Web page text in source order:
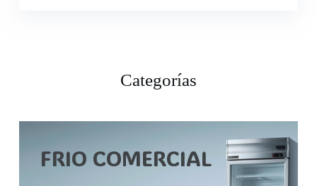
Categorías
FRIO COMERCIAL